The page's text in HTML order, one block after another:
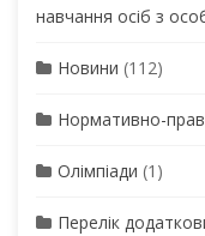
навчання осіб з
Новини (112)
Нормативно-
Олімпіади (1)
Перелік